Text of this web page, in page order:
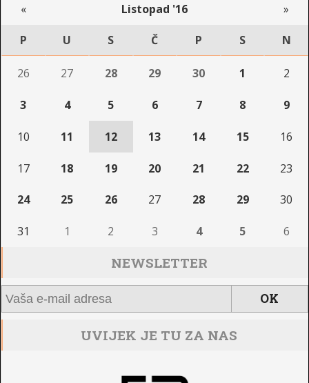
« Listopad '16 »
P U S Č P S N
26 27 28 29 30 1 2
3 4 5 6 7 8 9
10 11 12 13 14 15 16
17 18 19 20 21 22 23
24 25 26 27 28 29 30
31 1 2 3 4 5 6
NEWSLETTER
UVIJEK JE TU ZA NAS